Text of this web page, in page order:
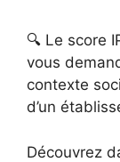
🔍 Le score
vous
contexte
d’un
Découvrez